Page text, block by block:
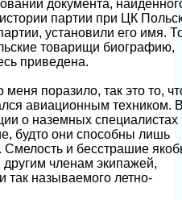
документа,
партии при ЦК
установили его имя.
товарищи биографию,
приведена.
меня поразило, так это то,
авиационным техником.
о наземных специалистах
будто они способны лишь
Смелость и бесстрашие
членам экипажей,
так называемого летно-